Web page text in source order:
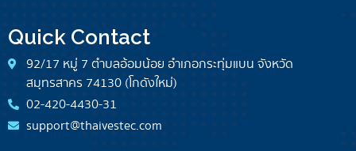
Quick Contact
92/17 หมู่ 7 ตำบลอ้อมน้อย อำเภอกระทุ่มแบน จังหวัด
สมุทรสาคร 74130 (โกดังใหม่)
02-420-4430-31
support@thaivestec.com